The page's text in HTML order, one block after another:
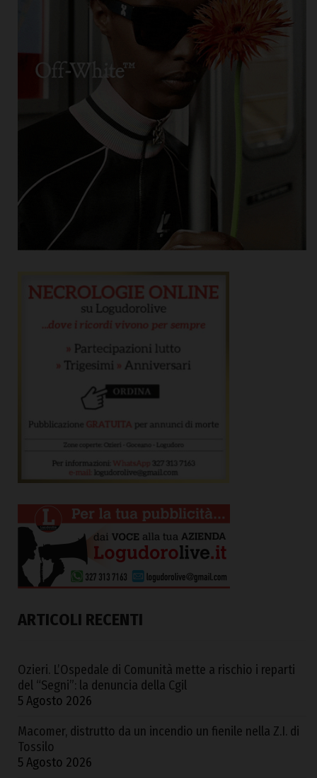
ARTICOLI RECENTI
Ozieri. L’Ospedale di Comunità mette a rischio i reparti
del “Segni”: la denuncia della Cgil
5 Agosto 2026
Macomer, distrutto da un incendio un fienile nella Z.I. di
Tossilo
5 Agosto 2026